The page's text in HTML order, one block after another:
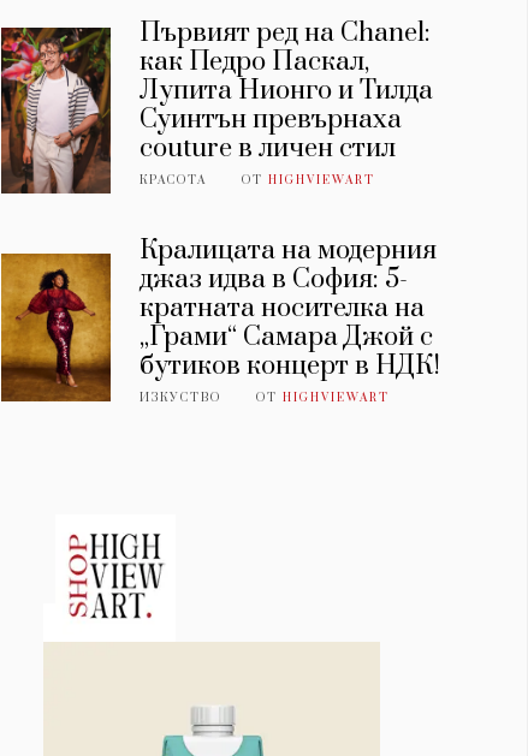
Първият ред на Chanel:
как Педро Паскал,
Лупита Нионго и Тилда
Суинтън превърнаха
couture в личен стил
КРАСОТА ОТHIGHVIEWART
Кралицата на модерния
джаз идва в София: 5-
кратната носителка на
„Грами“ Самара Джой с
бутиков концерт в НДК!
ИЗКУСТВО ОТHIGHVIEWART